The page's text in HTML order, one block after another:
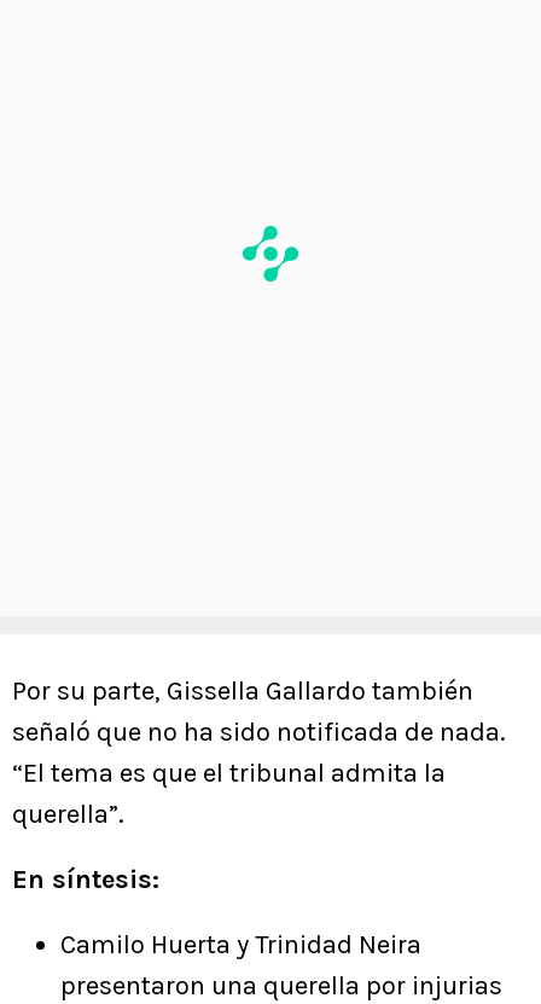
Por su parte, Gissella Gallardo también
señaló que no ha sido notificada de nada.
“El tema es que el tribunal admita la
querella”.
En síntesis:
Camilo Huerta y Trinidad Neira
presentaron una querella por injurias